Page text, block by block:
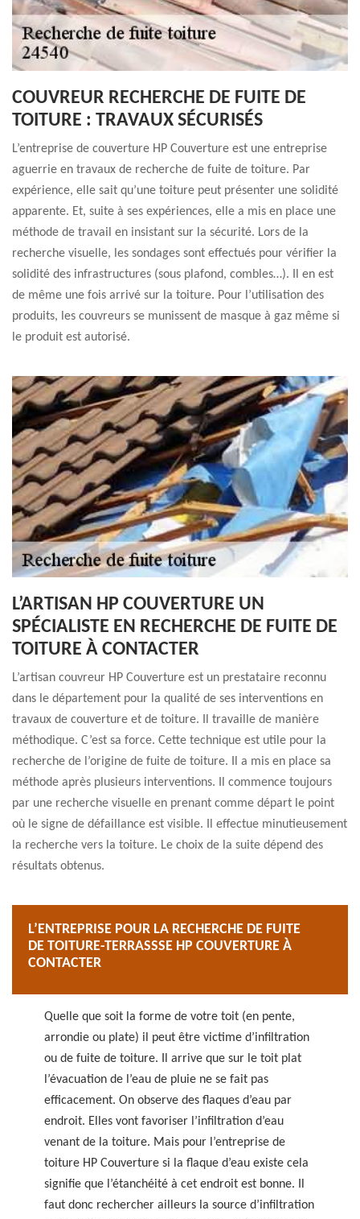
COUVREUR RECHERCHE DE FUITE DE
TOITURE : TRAVAUX SÉCURISÉS
L’entreprise de couverture HP Couverture est une entreprise
aguerrie en travaux de recherche de fuite de toiture. Par
expérience, elle sait qu’une toiture peut présenter une solidité
apparente. Et, suite à ses expériences, elle a mis en place une
méthode de travail en insistant sur la sécurité. Lors de la
recherche visuelle, les sondages sont effectués pour vérifier la
solidité des infrastructures (sous plafond, combles…). Il en est
de même une fois arrivé sur la toiture. Pour l’utilisation des
produits, les couvreurs se munissent de masque à gaz même si
le produit est autorisé.
L’ARTISAN HP COUVERTURE UN
SPÉCIALISTE EN RECHERCHE DE FUITE DE
TOITURE À CONTACTER
L’artisan couvreur HP Couverture est un prestataire reconnu
dans le département pour la qualité de ses interventions en
travaux de couverture et de toiture. Il travaille de manière
méthodique. C’est sa force. Cette technique est utile pour la
recherche de l’origine de fuite de toiture. Il a mis en place sa
méthode après plusieurs interventions. Il commence toujours
par une recherche visuelle en prenant comme départ le point
où le signe de défaillance est visible. Il effectue minutieusement
la recherche vers la toiture. Le choix de la suite dépend des
résultats obtenus.
L’ENTREPRISE POUR LA RECHERCHE DE FUITE
DE TOITURE-TERRASSSE HP COUVERTURE À
CONTACTER
Quelle que soit la forme de votre toit (en pente,
arrondie ou plate) il peut être victime d’infiltration
ou de fuite de toiture. Il arrive que sur le toit plat
l’évacuation de l’eau de pluie ne se fait pas
efficacement. On observe des flaques d’eau par
endroit. Elles vont favoriser l’infiltration d’eau
venant de la toiture. Mais pour l’entreprise de
toiture HP Couverture si la flaque d’eau existe cela
signifie que l’étanchéité à cet endroit est bonne. Il
faut donc rechercher ailleurs la source d’infiltration